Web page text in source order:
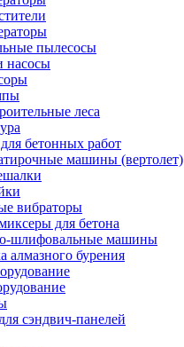
пылесосы
насосы
леса
бетонных работ
машины (вертолет)
вибраторы
для бетона
шлифовальные машины
алмазного бурения
сэндвич-панелей